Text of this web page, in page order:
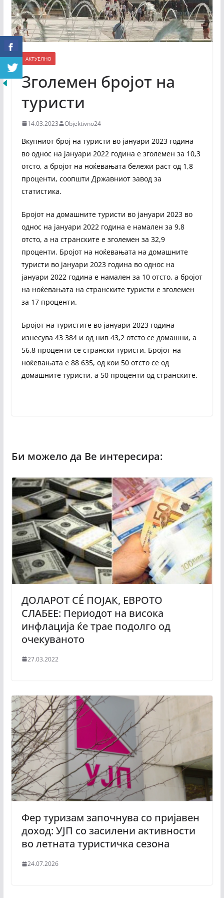
АКТУЕЛНО
Зголемен бројот на
туристи
14.03.2023 Objektivno24
Вкупниот број на туристи во јануари 2023 година
во однос на јануари 2022 година е зголемен за 10,3
отсто, а бројот на ноќевањата бележи раст од 1,8
проценти, соопшти Државниот завод за
статистика.
Бројот на домашните туристи во јануари 2023 во
однос на јануари 2022 година е намален за 9,8
отсто, а на странските е зголемен за 32,9
проценти. Бројот на ноќевањата на домашните
туристи во јануари 2023 година во однос на
јануари 2022 година е намален за 10 отсто, а бројот
на ноќевањата на странските туристи е зголемен
за 17 проценти.
Бројот на туристите во јануари 2023 година
изнесува 43 384 и од нив 43,2 отсто се домашни, а
56,8 проценти се странски туристи. Бројот на
ноќевањата е 88 635, од кои 50 отсто се од
домашните туристи, а 50 проценти од странските.
ДОЛАРОТ СÉ ПОЈАК, ЕВРОТО
СЛАБЕЕ: Периодот на висока
инфлација ќе трае подолго од
очекуваното
27.03.2022
Фер туризам започнува со пријавен
доход: УЈП со засилени активности
во летната туристичка сезона
24.07.2026